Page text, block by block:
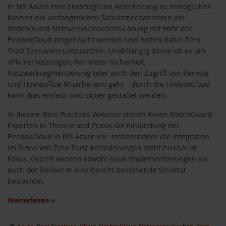
in MS Azure eine bestmögliche Absicherung zu ermöglichen
können die umfangreichen Schutzmechanismen der
WatchGuard Netzwerksicherheits-Lösung mit Hilfe der
FireboxCloud eingebracht werden und helfen dabei Zero
Trust Szenarien umzusetzen. Unabhängig davon ob es um
VPN Vernetzungen, Perimeter-Sicherheit,
Netzwerksegmentierung oder auch den Zugriff von Remote-
und Homeoffice-Mitarbeitern geht – durch die FireboxCloud
kann dies einfach und sicher gestaltet werden.
In diesem Best-Practices Webinar stellen Ihnen WatchGuard-
Experten in Theorie und Praxis die Einbindung der
FireboxCloud in MS Azure vor. Insbesondere die Integration
im Sinne von Zero Trust Anforderungen steht hierbei im
Fokus. Gezielt werden sowohl neue Implementierungen als
auch der Rollout in eine bereits bestehende Struktur
betrachtet.
Weiterlesen »